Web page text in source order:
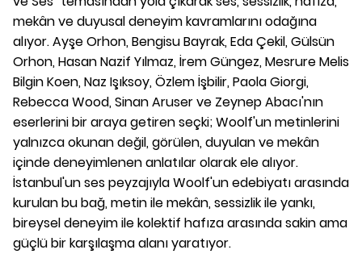
mekân ve duyusal deneyim kavramlarını odağına
alıyor. Ayşe Orhon, Bengisu Bayrak, Eda Çekil, Gülsün
Orhon, Hasan Nazif Yılmaz, İrem Güngez, Mesrure Melis
Bilgin Koen, Naz Işıksoy, Özlem İşbilir, Paola Giorgi,
Rebecca Wood, Sinan Aruser ve Zeynep Abacı'nın
eserlerini bir araya getiren seçki; Woolf'un metinlerini
yalnızca okunan değil, görülen, duyulan ve mekân
içinde deneyimlenen anlatılar olarak ele alıyor.
İstanbul'un ses peyzajıyla Woolf'un edebiyatı arasında
kurulan bu bağ, metin ile mekân, sessizlik ile yankı,
bireysel deneyim ile kolektif hafıza arasında sakin ama
güçlü bir karşılaşma alanı yaratıyor.